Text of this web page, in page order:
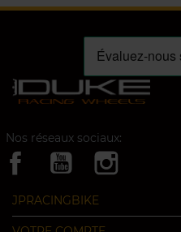
Nos réseaux sociaux:
JPRACINGBIKE